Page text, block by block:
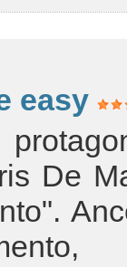
easy
De